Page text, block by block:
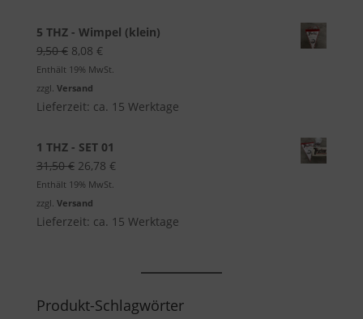
5 THZ - Wimpel (klein)
9,50€ Ursprünglicher
Preis
war:
9,50 €
8,08 €Aktueller
Preis
8,08 €.
Enthält 19% MwSt.
zzgl. Versand
Lieferzeit: ca. 15 Werktage
1 THZ - SET 01
31,50€ Ursprünglicher
Preis
war:
31,50 €
26,78 €Aktueller
26,78 €.
Enthält 19% MwSt.
zzgl. Versand
Lieferzeit: ca. 15 Werktage
Produkt-Schlagwörter